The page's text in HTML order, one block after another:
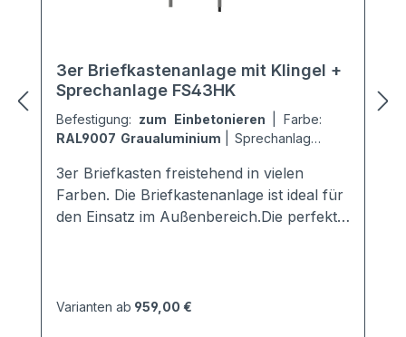
3er Briefkastenanlage mit Klingel +
Sprechanlage FS43HK
Befestigung: zum Einbetonieren
Farbe:
RAL9007 Graualuminium
Sprechanlage:
3er Briefkasten freistehend in vielen
Farben. Die Briefkastenanlage ist ideal für
den Einsatz im Außenbereich.Die perfekte
Briefkästen sind nach den aktuellen
Varianten ab 959,00 €